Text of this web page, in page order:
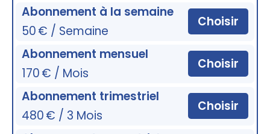
Abonnement à la semaine
50 € / Semaine
Choisir
Abonnement mensuel
170 € / Mois
Choisir
Abonnement trimestriel
480 € / 3 Mois
Choisir